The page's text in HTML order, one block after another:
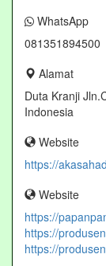
WhatsApp
081351894500
Alamat
Duta Kranji
Indonesia
Website
https://
Website
https://
https://
https://